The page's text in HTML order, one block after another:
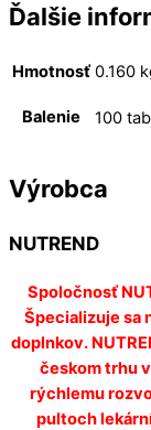
Ďalšie
Hmotnosť 0.160
Balenie 100
Výrobca
NUTREND
Spoločnosť
Špecializuje sa
doplnkov.
českom trhu
rýchlemu
pultoch